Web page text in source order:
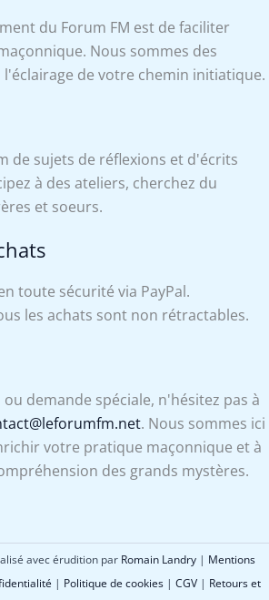
du Forum FM est de faciliter
Nous sommes des
l'éclairage de votre chemin initiatique.
de sujets de réflexions et d'écrits
à des ateliers, cherchez du
et soeurs.
toute sécurité via PayPal.
les achats sont non rétractables.
demande spéciale, n'hésitez pas à
. Nous sommes ici
votre pratique maçonnique et à
des grands mystères.
avec érudition par Romain Landry| Mentions
| Politique de cookies | CGV | Retours et